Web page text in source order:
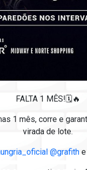
FALTA 1 MÊS!🗓️🔥
1 mês, corre e
virada de lote.
@grafith